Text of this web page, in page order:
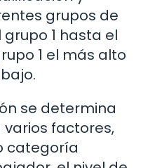
grupos de
1 hasta el
1 el más alto
se determina
factores,
categoría